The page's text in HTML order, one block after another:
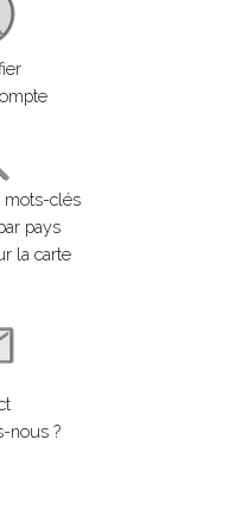
mots-clés
pays
la carte
nous ?